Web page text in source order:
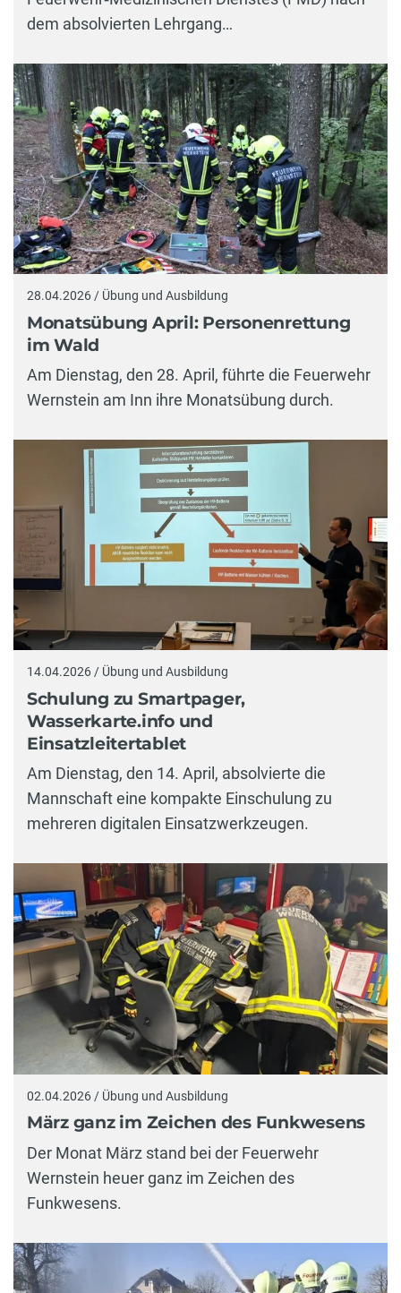
dem absolvierten Lehrgang…
28.04.2026 / Übung und Ausbildung
Monatsübung April: Personenrettung
im Wald
Am Dienstag, den 28. April, führte die Feuerwehr
Wernstein am Inn ihre Monatsübung durch.
14.04.2026 / Übung und Ausbildung
Schulung zu Smartpager,
Wasserkarte.info und
Einsatzleitertablet
Am Dienstag, den 14. April, absolvierte die
Mannschaft eine kompakte Einschulung zu
mehreren digitalen Einsatzwerkzeugen.
02.04.2026 / Übung und Ausbildung
März ganz im Zeichen des Funkwesens
Der Monat März stand bei der Feuerwehr
Wernstein heuer ganz im Zeichen des
Funkwesens.